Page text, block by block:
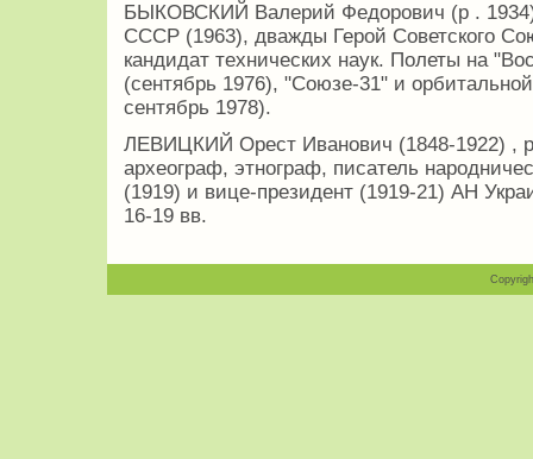
БЫКОВСКИЙ Валерий Федорович (р .
СССР (1963), дважды Герой Советского
кандидат технических наук. Полеты на
(сентябрь 1976), "Союзе-31" и
сентябрь 1978).
ЛЕВИЦКИЙ Орест Иванович (1848-1922) ,
археограф, этнограф, писатель
(1919) и вице-президент (1919-21) АН
16-19 вв.